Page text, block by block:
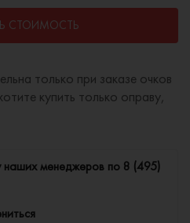
СТОИМОСТЬ
только при заказе очков
купить только оправу,
наших менеджеров по 8 (495)